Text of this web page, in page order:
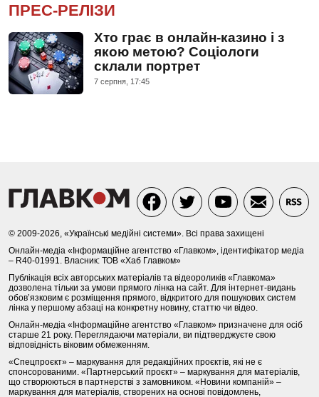
ПРЕС-РЕЛІЗИ
Хто грає в онлайн-казино і з
якою метою? Соціологи
склали портрет
7 серпня, 17:45
© 2009-2026, «Українські медійні системи». Всі права захищені
Онлайн-медіа «Інформаційне агентство «Главком», ідентифікатор медіа
– R40-01991. Власник: ТОВ «Хаб Главком»
Публікація всіх авторських матеріалів та відеороликів «Главкома»
дозволена тільки за умови прямого лінка на сайт. Для інтернет-видань
обов’язковим є розміщення прямого, відкритого для пошукових систем
лінка у першому абзаці на конкретну новину, статтю чи відео.
Онлайн-медіа «Інформаційне агентство «Главком» призначене для осіб
старше 21 року. Переглядаючи матеріали, ви підтверджуєте свою
відповідність віковим обмеженням.
«Спецпроєкт» – маркування для редакційних проєктів, які не є
спонсорованими. «Партнерський проєкт» – маркування для матеріалів,
що створюються в партнерстві з замовником. «Новини компаній» –
маркування для матеріалів, створених на основі повідомлень,